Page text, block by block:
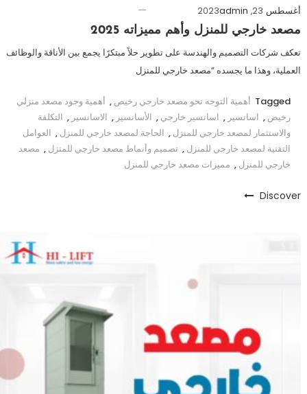
أغسطس 23, 2023
admin
مصعد خارجي للمنزل وأهم مميزاته 2025
تعكف شركات التصميم والهندسة على تطوير حلاً مبتكرًا يجمع بين الأناقة والوظائف
العملية، وهذا ما يجسده “مصعد خارجي للمنزل
Tagged أهمية التوجه نحو مصعد خارجي رخيص , أهمية وجود مصعد منزلي
رخيص , اسانسير , اسانسير خارجي , الأسانسير , الاسانسير , التكلفة
والاستثمار لمصعد خارجي للمنزل , الحاجة لمصعد خارجي للمنزل , العوامل
التقنية لمصعد خارجي للمنزل , تصميم وأنماط مصعد خارجي للمنزل , مصعد
خارجي للمنزل , مميزات مصعد خارجي للمنزل
Discover